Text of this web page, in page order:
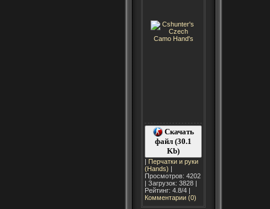
Скачать
файл (30.1
Kb)
| Перчатки и руки
(Hands) |
Просмотров: 4202
| Загрузок: 3828 |
Рейтинг: 4.8/4 |
Комментарии (0)